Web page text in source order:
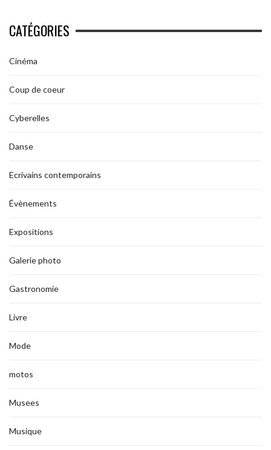
CATÉGORIES
Cinéma
Coup de coeur
Cyberelles
Danse
Ecrivains contemporains
Évènements
Expositions
Galerie photo
Gastronomie
Livre
Mode
motos
Musees
Musique